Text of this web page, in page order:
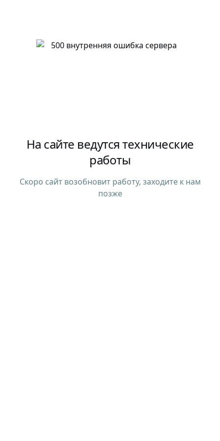
На сайте ведутся технические
работы
Скоро сайт возобновит работу, заходите к нам
позже